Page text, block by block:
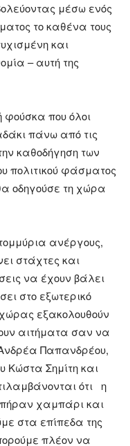
μέσω ενός
το καθένα τους
και
– αυτή της
φούσκα που όλοι
πάνω από τις
καθοδήγηση των
πολιτικού φάσματος
οδηγούσε τη χώρα
ανέργους,
στάχτες και
να έχουν βάλει
στο εξωτερικό
εξακολουθούν
αιτήματα σαν να
Ανδρέα Παπανδρέου,
Κώστα Σημίτη και
ότι η
χαμπάρι και
στα επίπεδα της
πλέον να